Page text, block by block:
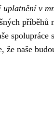
v
naše